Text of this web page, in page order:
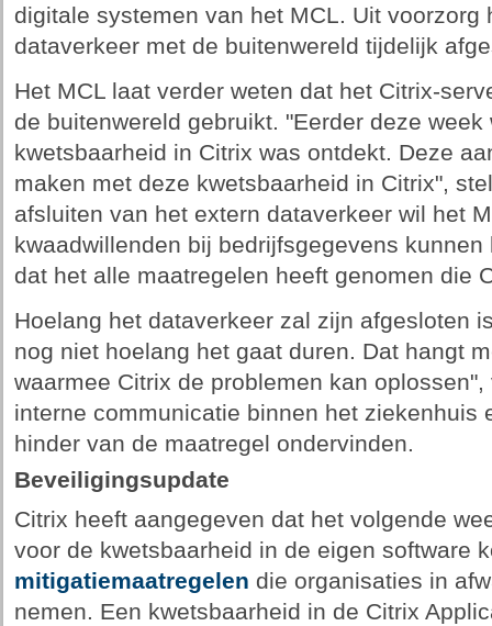
digitale systemen van het MCL. Uit voorzorg
dataverkeer met de buitenwereld tijdelijk
Het MCL laat verder weten dat het Citrix-
de buitenwereld gebruikt. "Eerder deze
kwetsbaarheid in Citrix was ontdekt. Deze
maken met deze kwetsbaarheid in Citrix",
afsluiten van het extern dataverkeer wil het
kwaadwillenden bij bedrijfsgegevens
dat het alle maatregelen heeft genomen die
Hoelang het dataverkeer zal zijn afgesloten
nog niet hoelang het gaat duren. Dat hangt
waarmee Citrix de problemen kan
interne communicatie binnen het ziekenhuis
hinder van de maatregel ondervinden.
Beveiligingsupdate
Citrix heeft aangegeven dat het volgende
voor de kwetsbaarheid in de eigen software
mitigatiemaatregelen die organisaties in
nemen. Een kwetsbaarheid in de Citrix